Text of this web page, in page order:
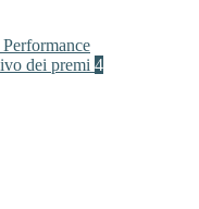
dei premi 4